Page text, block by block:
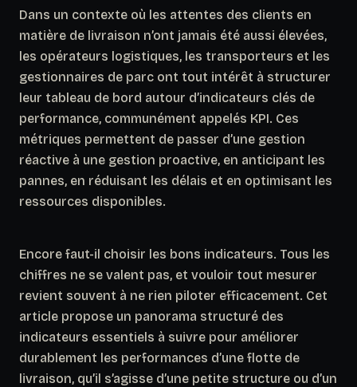
Dans un contexte où les attentes des clients en
matière de livraison n’ont jamais été aussi élevées,
les opérateurs logistiques, les transporteurs et les
gestionnaires de parc ont tout intérêt à structurer
leur tableau de bord autour d’indicateurs clés de
performance, communément appelés KPI. Ces
métriques permettent de passer d’une gestion
réactive à une gestion proactive, en anticipant les
pannes, en réduisant les délais et en optimisant les
ressources disponibles.
Encore faut-il choisir les bons indicateurs. Tous les
chiffres ne se valent pas, et vouloir tout mesurer
revient souvent à ne rien piloter efficacement. Cet
article propose un panorama structuré des
indicateurs essentiels à suivre pour améliorer
durablement les performances d’une flotte de
livraison, qu’il s’agisse d’une petite structure ou d’un